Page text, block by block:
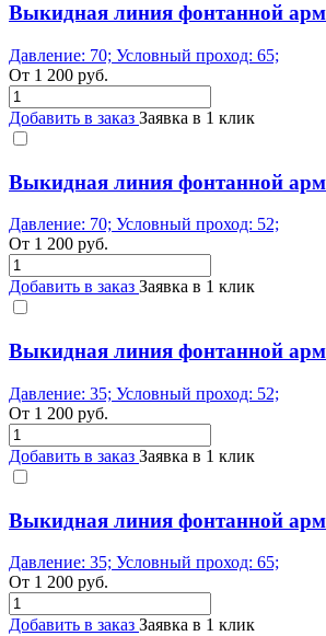
Выкидная линия фонтанной
Давление: 70; Условный проход: 65;
От 1 200 руб.
Добавить в заказ Заявка в 1 клик
Выкидная линия фонтанной
Давление: 70; Условный проход: 52;
От 1 200 руб.
Добавить в заказ Заявка в 1 клик
Выкидная линия фонтанной
Давление: 35; Условный проход: 52;
От 1 200 руб.
Добавить в заказ Заявка в 1 клик
Выкидная линия фонтанной
Давление: 35; Условный проход: 65;
От 1 200 руб.
Добавить в заказ Заявка в 1 клик